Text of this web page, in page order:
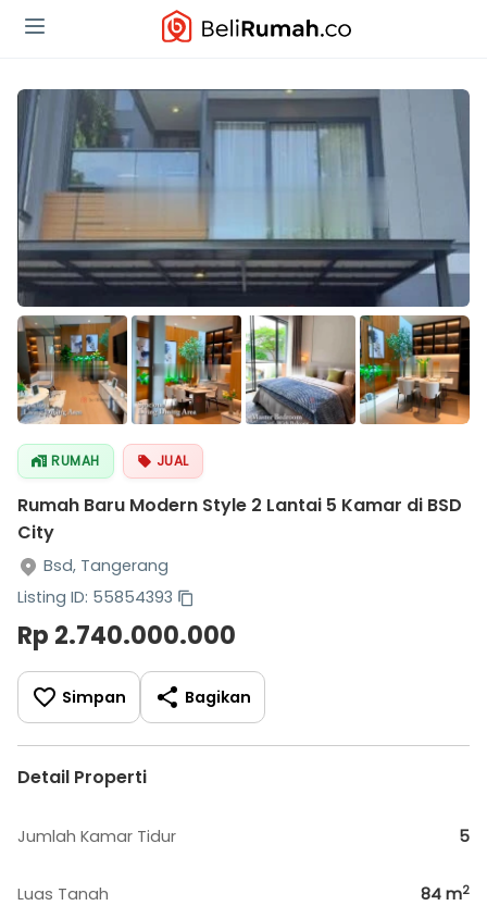
RUMAH JUAL
Rumah Baru Modern Style 2 Lantai 5 Kamar di BSD
City
Bsd, Tangerang
Listing ID: 55854393
Rp 2.740.000.000
Simpan Bagikan
Detail Properti
Jumlah Kamar Tidur 5
Luas Tanah 84 m2